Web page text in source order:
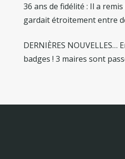
36 ans de fidélité : Il a
gardait étroitement entre
DERNIÈRES
badges ! 3 maires sont